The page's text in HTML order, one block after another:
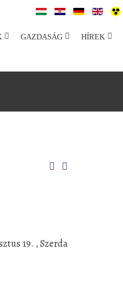
GAZDASÁG HÍREK
19. , Szerda